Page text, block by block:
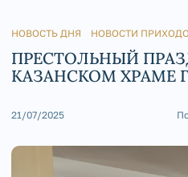
НОВОСТЬ ДНЯ НОВОСТИ
ПРЕСТОЛЬНЫЙ
КАЗАНСКОМ ХРАМЕ
21/07/2025